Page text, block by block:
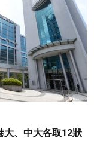
大、中大各取12狀